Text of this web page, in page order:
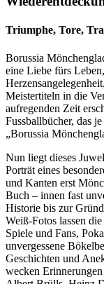
Triumphe, Tore,
Borussia
eine Liebe fürs
Meistertiteln in die
aufregenden Zeit
Fussballbücher, das
„Borussia
Nun liegt dieses
Porträt eines
und Kanten erst
Buch – innen fast
Historie bis zur
Weiß-Fotos lassen
Spiele und Fans,
unvergessene
Geschichten und
wecken